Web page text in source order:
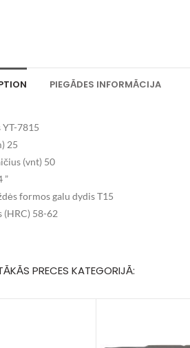
PIEGĀDES INFORMĀCIJA
7815
25
(vnt) 50
”
formos galu dydis T15
(HRC) 58-62
PRECES KATEGORIJĀ: